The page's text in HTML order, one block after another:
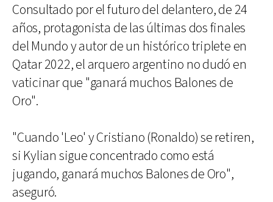
Consultado por el futuro del delantero, de 24
años, protagonista de las últimas dos finales
del Mundo y autor de un histórico triplete en
Qatar 2022, el arquero argentino no dudó en
vaticinar que "ganará muchos Balones de
Oro".
"Cuando 'Leo' y Cristiano (Ronaldo) se retiren,
si Kylian sigue concentrado como está
jugando, ganará muchos Balones de Oro",
aseguró.